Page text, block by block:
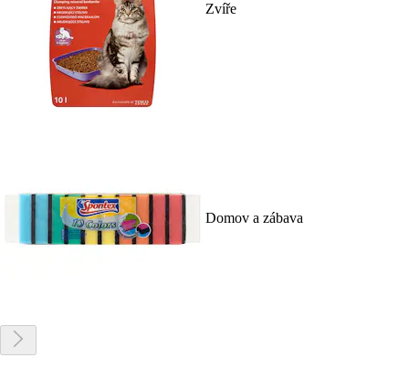
Zvíře
Domov a zábava